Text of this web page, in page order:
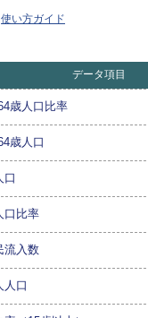
使い方ガイド
データ項目
歳人口比率
歳人口
口
口比率
流入数
人口